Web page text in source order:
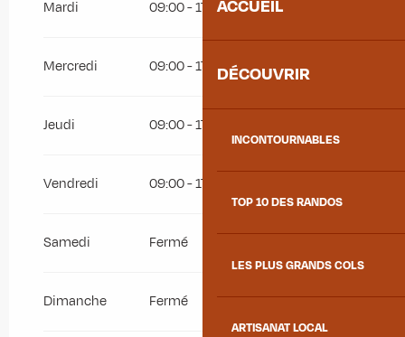
ACCUEIL
DÉCOUVRIR
INCONTOURNABLES
TOP 10 DES RANDOS
LES PLUS GRANDS COLS
ARTISANAT LOCAL
Mardi 09:00 - 17:00
Mercredi 09:00 - 17:00
Jeudi 09:00 - 17:00
Vendredi 09:00 - 17:00
Samedi Fermé
Dimanche Fermé